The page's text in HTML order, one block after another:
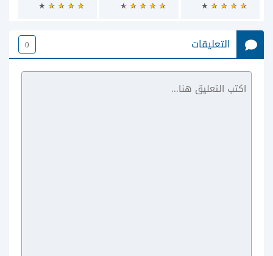
Bit TV
التعليقات 0